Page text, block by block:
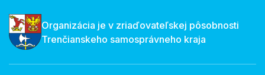
Organizácia je v zriaďovateľskej pôsobnosti
Trenčianskeho samosprávneho kraja